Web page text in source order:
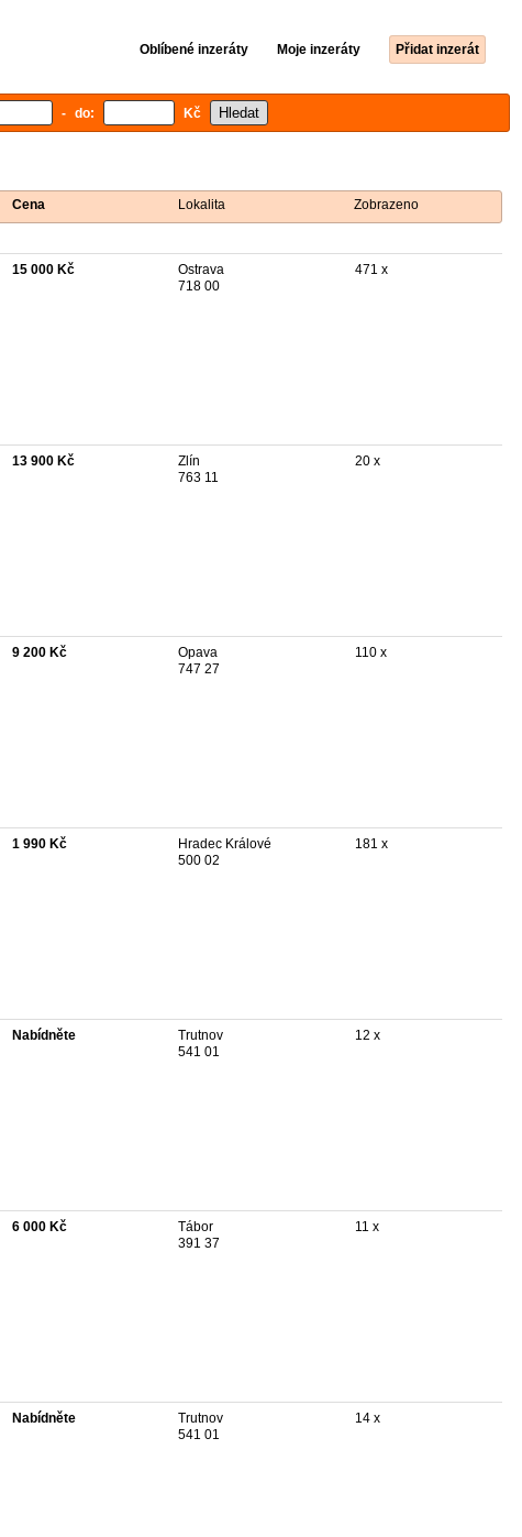
Oblíbené inzeráty Moje inzeráty Přidat inzerát
- do: Kč
Cena Lokalita Zobrazeno
15 000 Kč
Ostrava
718 00
471 x
13 900 Kč
Zlín
763 11
20 x
9 200 Kč
Opava
747 27
110 x
1 990 Kč
Hradec Králové
500 02
181 x
Nabídněte
Trutnov
541 01
12 x
6 000 Kč
Tábor
391 37
11 x
Nabídněte
Trutnov
541 01
14 x